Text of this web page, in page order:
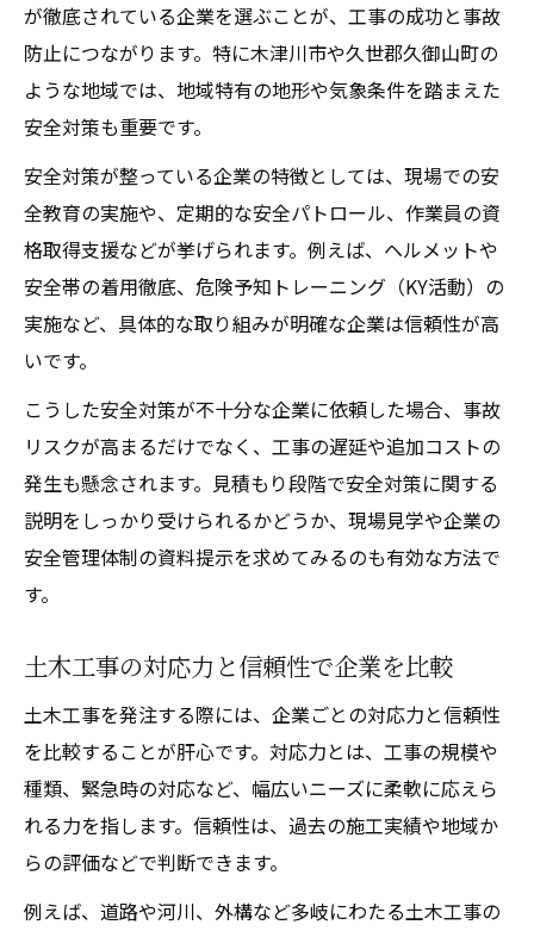
が徹底されている企業を選ぶことが、工事の成功と事故
防止につながります。特に木津川市や久世郡久御山町の
ような地域では、地域特有の地形や気象条件を踏まえた
安全対策も重要です。
安全対策が整っている企業の特徴としては、現場での安
全教育の実施や、定期的な安全パトロール、作業員の資
格取得支援などが挙げられます。例えば、ヘルメットや
安全帯の着用徹底、危険予知トレーニング（KY活動）の
実施など、具体的な取り組みが明確な企業は信頼性が高
いです。
こうした安全対策が不十分な企業に依頼した場合、事故
リスクが高まるだけでなく、工事の遅延や追加コストの
発生も懸念されます。見積もり段階で安全対策に関する
説明をしっかり受けられるかどうか、現場見学や企業の
安全管理体制の資料提示を求めてみるのも有効な方法で
す。
土木工事の対応力と信頼性で企業を比較
土木工事を発注する際には、企業ごとの対応力と信頼性
を比較することが肝心です。対応力とは、工事の規模や
種類、緊急時の対応など、幅広いニーズに柔軟に応えら
れる力を指します。信頼性は、過去の施工実績や地域か
らの評価などで判断できます。
例えば、道路や河川、外構など多岐にわたる土木工事の